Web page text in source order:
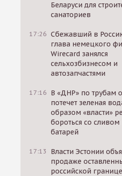
Беларуси для
санаториев
17:26 Сбежавший в
глава немецкого
Wirecard занялся
сельхозбизнесом и
автозапчастями
17:16 В «ДНР» по трубам
потечет зеленая
образом «власти»
бороться со
батарей
17:13
Власти Эстонии
продаже
российской границе